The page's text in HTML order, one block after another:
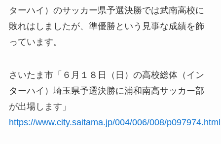
ターハイ）のサッカー県予選決勝では武南高校に
敗れはしましたが、準優勝という見事な成績を飾
っています。
さいたま市「６月１８日（日）の高校総体（イン
ターハイ）埼玉県予選決勝に浦和南高サッカー部
が出場します」
https://www.city.saitama.jp/004/006/008/p097974.html